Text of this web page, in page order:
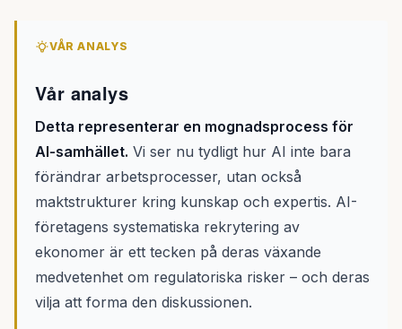
VÅR ANALYS
Vår analys
Detta representerar en mognadsprocess för
AI-samhället. Vi ser nu tydligt hur AI inte bara
förändrar arbetsprocesser, utan också
maktstrukturer kring kunskap och expertis. AI-
företagens systematiska rekrytering av
ekonomer är ett tecken på deras växande
medvetenhet om regulatoriska risker – och deras
vilja att forma den diskussionen.